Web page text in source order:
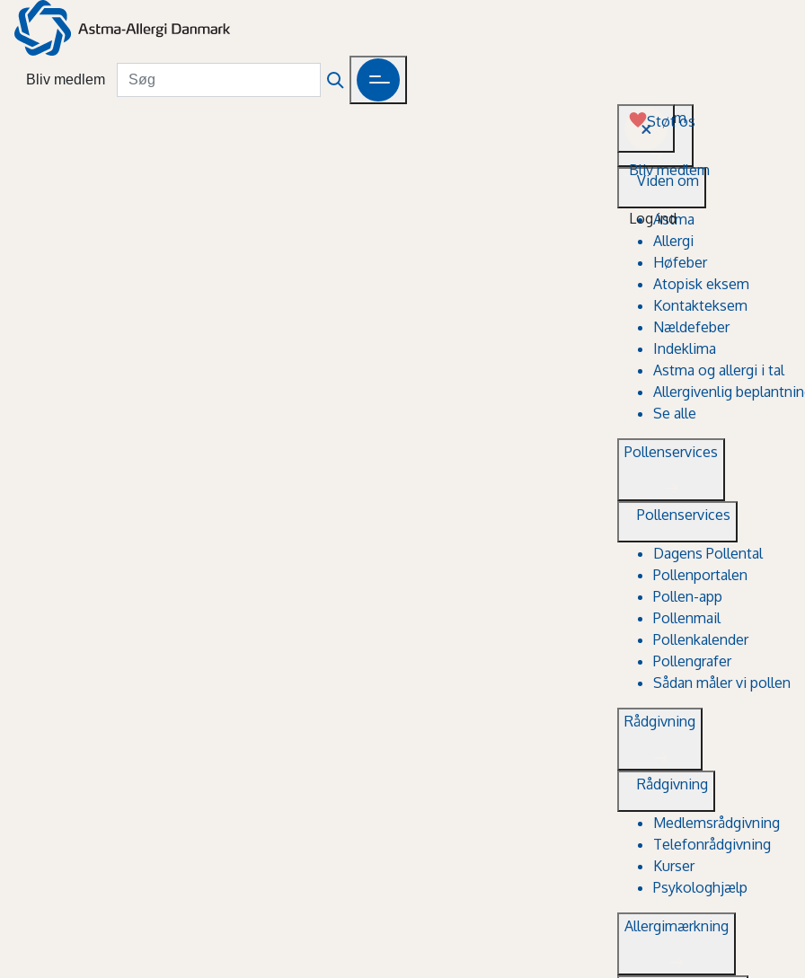
Bliv medlem
Støt os
Bliv medlem
Log ind
Viden om
Viden om
Astma
Allergi
Høfeber
Atopisk eksem
Kontakteksem
Nældefeber
Indeklima
Astma og allergi i tal
Allergivenlig
Se alle
Pollenservices
Pollenservices
Dagens Pollental
Pollenportalen
Pollen-app
Pollenmail
Pollenkalender
Pollengrafer
Sådan måler vi pollen
Rådgivning
Rådgivning
Medlemsrådgivning
Telefonrådgivning
Kurser
Psykologhjælp
Allergimærkning